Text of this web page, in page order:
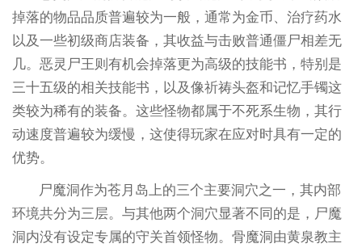
掉落的物品品质普遍较为一般，通常为金币、治疗药水
以及一些初级商店装备，其收益与击败普通僵尸相差无
几。恶灵尸王则有机会掉落更为高级的技能书，特别是
三十五级的相关技能书，以及像祈祷头盔和记忆手镯这
类较为稀有的装备。这些怪物都属于不死系生物，其行
动速度普遍较为缓慢，这使得玩家在应对时具有一定的
优势。
尸魔洞作为苍月岛上的三个主要洞穴之一，其内部
环境共分为三层。与其他两个洞穴显著不同的是，尸魔
洞内没有设定专属的守关首领怪物。骨魔洞由黄泉教主